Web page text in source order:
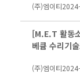
(주)엠이티
[M.E.T 활동
베큠 수리기
(주)엠이티